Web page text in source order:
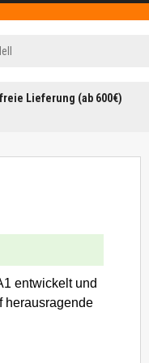
Lieferung (ab 600€)
entwickelt und
herausragende